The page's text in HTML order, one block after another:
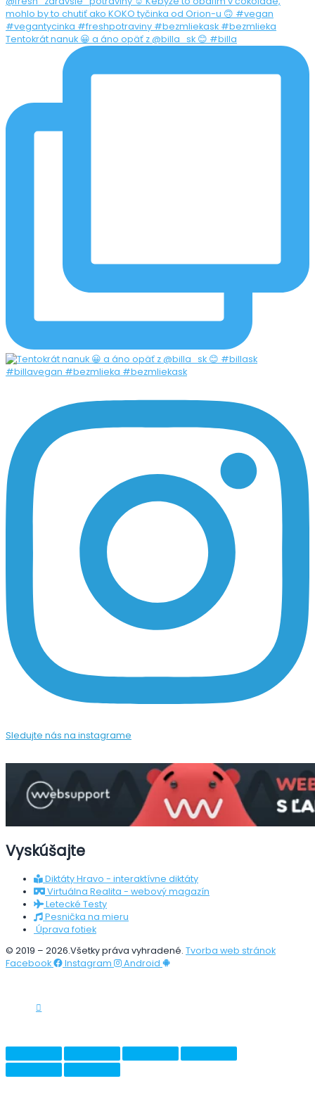
Tentokrát nanuk 😀 a áno opäť z @billa_sk 😊 #billa
Sledujte nás na instagrame
Vyskúšajte
Diktáty Hravo - interaktívne diktáty
Virtuálna Realita - webový magazín
Letecké Testy
Pesnička na mieru
Úprava fotiek
© 2019 – 2026.Všetky práva vyhradené. Tvorba web stránok
Facebook
Instagram Android